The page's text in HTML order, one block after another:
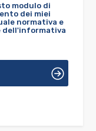
modulo di
dei miei
normativa e
dell'informativa